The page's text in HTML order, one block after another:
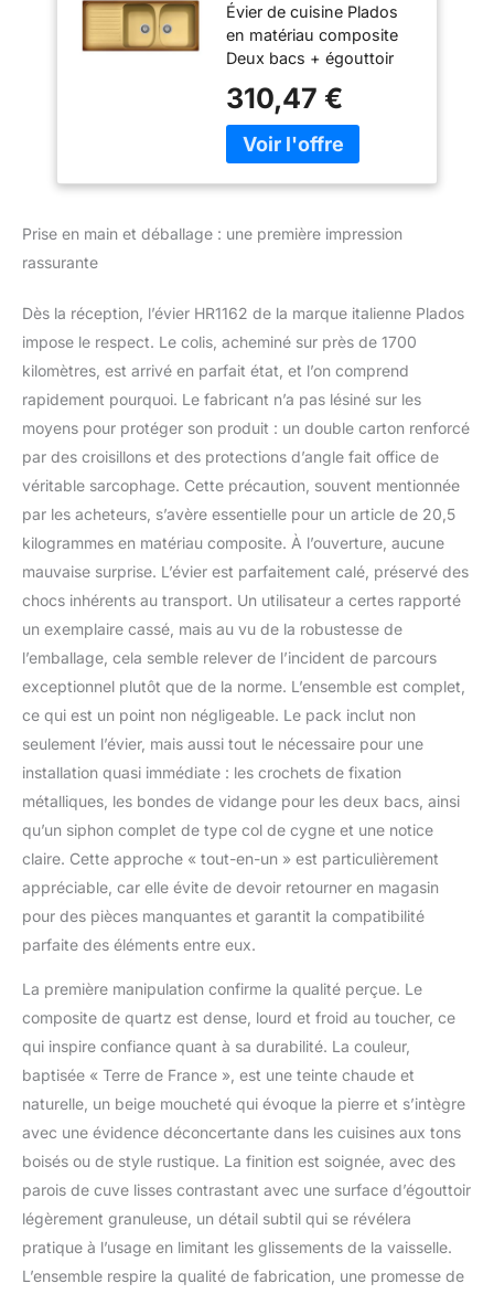
deux bacs plus
égouttoir - Terre de
France
Évier de cuisine Plados
en matériau composite
Deux bacs + égouttoir
mm Trou d'encastrement
1140 x 480 mm Couleur :
Terre de France
310,47 €
Prise en main et déballage : une première impression
rassurante
Dès la réception, l’évier HR1162 de la marque italienne Plados
impose le respect. Le colis, acheminé sur près de 1700
kilomètres, est arrivé en parfait état, et l’on comprend
rapidement pourquoi. Le fabricant n’a pas lésiné sur les
moyens pour protéger son produit : un double carton renforcé
par des croisillons et des protections d’angle fait office de
véritable sarcophage. Cette précaution, souvent mentionnée
par les acheteurs, s’avère essentielle pour un article de 20,5
kilogrammes en matériau composite. À l’ouverture, aucune
mauvaise surprise. L’évier est parfaitement calé, préservé des
chocs inhérents au transport. Un utilisateur a certes rapporté
un exemplaire cassé, mais au vu de la robustesse de
l’emballage, cela semble relever de l’incident de parcours
exceptionnel plutôt que de la norme. L’ensemble est complet,
ce qui est un point non négligeable. Le pack inclut non
seulement l’évier, mais aussi tout le nécessaire pour une
installation quasi immédiate : les crochets de fixation
métalliques, les bondes de vidange pour les deux bacs, ainsi
qu’un siphon complet de type col de cygne et une notice
claire. Cette approche « tout-en-un » est particulièrement
appréciable, car elle évite de devoir retourner en magasin
pour des pièces manquantes et garantit la compatibilité
parfaite des éléments entre eux.
La première manipulation confirme la qualité perçue. Le
composite de quartz est dense, lourd et froid au toucher, ce
qui inspire confiance quant à sa durabilité. La couleur,
baptisée « Terre de France », est une teinte chaude et
naturelle, un beige moucheté qui évoque la pierre et s’intègre
avec une évidence déconcertante dans les cuisines aux tons
boisés ou de style rustique. La finition est soignée, avec des
parois de cuve lisses contrastant avec une surface d’égouttoir
légèrement granuleuse, un détail subtil qui se révélera
pratique à l’usage en limitant les glissements de la vaisselle.
L’ensemble respire la qualité de fabrication, une promesse de